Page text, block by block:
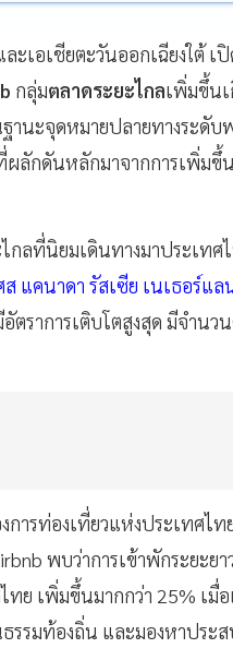
เอเชียตะวันออกเฉียงใต้ เ
กลุ่มตลาดระยะไกลเพิ่มขึ้น
นะจุดหมายปลายทางระดับพ
ลักดันหลักมาจากการเพิ่มขึ้
กลที่นิยมเดินทางมาประเท
แคนาดา รัสเซีย เนเธอร์แ
ตราการเติบโตสูงสุด มีจำน
ารท่องเที่ยวแห่งประเทศไท
พบว่าการเข้าพักระยะย
ทย เพิ่มขึ้นมากกว่า 25% เ
รรมท้องถิ่น และมองหาประ